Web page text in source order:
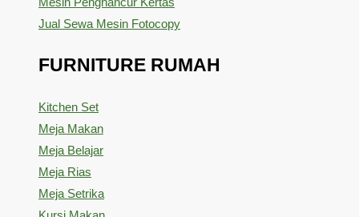
Jual Sewa Mesin Fotocopy
FURNITURE RUMAH
Kitchen Set
Meja Makan
Meja Belajar
Meja Rias
Meja Setrika